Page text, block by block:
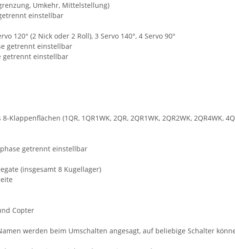
Umkehr, Mittelstellung)
einstellbar
120° (2 Nick oder 2 Roll), 3 Servo 140°, 4 Servo 90°
getrennt einstellbar
getrennt einstellbar
(1QR, 1QR1WK, 2QR, 2QR1WK, 2QR2WK, 2QR4WK,
getrennt einstellbar
(insgesamt 8 Kugellager)
Copter
werden beim Umschalten angesagt, auf beliebige Schalter